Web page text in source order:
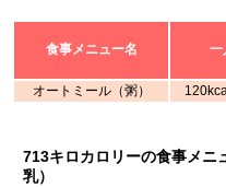
食事メニュー名 一
オートミール（粥）
713キロカロリーの食事メ
乳）